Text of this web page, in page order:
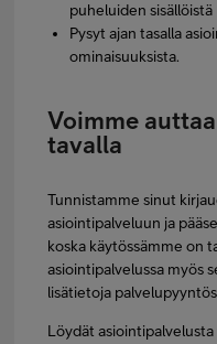
puheluiden sisällöistä
Pysyt ajan tasalla
ominaisuuksista.
Voimme
tavalla
Tunnistamme sinut
asiointipalveluun ja
koska käytössämme on
asiointipalvelussa myös
lisätietoja
Löydät